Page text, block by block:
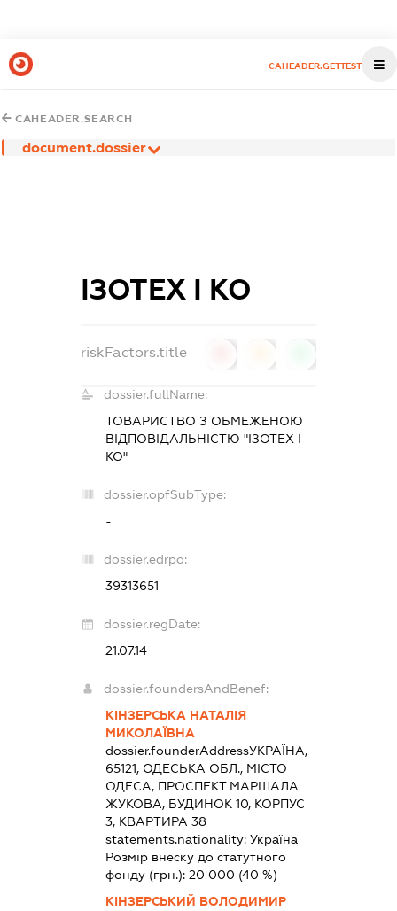
CAHEADER.GETTEST
CAHEADER.SEARCH
document.dossier
ІЗОТЕХ І КО
riskFactors.title
dossier.fullName:
ТОВАРИСТВО З ОБМЕЖЕНОЮ
ВІДПОВІДАЛЬНІСТЮ "ІЗОТЕХ І
КО"
dossier.opfSubType:
-
dossier.edrpo:
39313651
dossier.regDate:
21.07.14
dossier.foundersAndBenef:
КІНЗЕРСЬКА НАТАЛІЯ
МИКОЛАЇВНА
dossier.founderAddressУКРАЇНА,
65121, ОДЕСЬКА ОБЛ., МІСТО
ОДЕСА, ПРОСПЕКТ МАРШАЛА
ЖУКОВА, БУДИНОК 10, КОРПУС
3, КВАРТИРА 38
statements.nationality:Україна
Розмір внеску до статутного
фонду (грн.):20 000 (40 %)
КІНЗЕРСЬКИЙ ВОЛОДИМИР